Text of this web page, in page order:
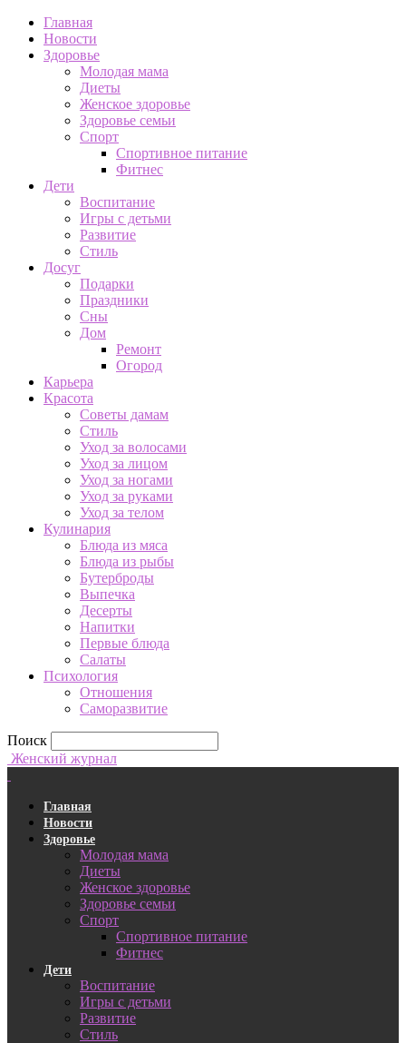
Главная
Новости
Здоровье
Молодая мама
Диеты
Женское здоровье
Здоровье семьи
Спорт
Спортивное питание
Фитнес
Дети
Воспитание
Игры с детьми
Развитие
Стиль
Досуг
Подарки
Праздники
Сны
Дом
Ремонт
Огород
Карьера
Красота
Советы дамам
Стиль
Уход за волосами
Уход за лицом
Уход за ногами
Уход за руками
Уход за телом
Кулинария
Блюда из мяса
Блюда из рыбы
Бутерброды
Выпечка
Десерты
Напитки
Первые блюда
Салаты
Психология
Отношения
Саморазвитие
Поиск
Женский журнал
Главная
Новости
Здоровье
Молодая мама
Диеты
Женское здоровье
Здоровье семьи
Спорт
Спортивное питание
Фитнес
Дети
Воспитание
Игры с детьми
Развитие
Стиль